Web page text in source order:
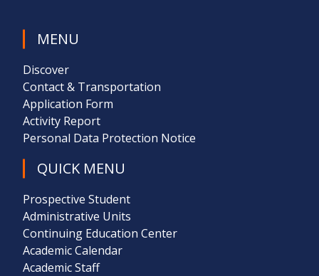
MENU
Discover
Contact & Transportation
Application Form
Activity Report
Personal Data Protection Notice
QUICK MENU
Prospective Student
Administrative Units
Continuing Education Center
Academic Calendar
Academic Staff